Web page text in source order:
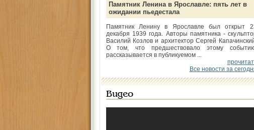
Памятник Ленина в Ярославле: пять лет в
ожидании пьедестала
Памятник Ленину в Ярославле был открыт
декабря 1939 года. Авторы памятника -
Василий Козлов и архитектор Сергей
О том, что предшествовало этому
рассказывается в публикуемом ...
Все новости за
Видео